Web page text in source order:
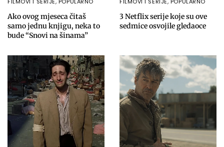
Ako ovog mjeseca čitaš
samo jednu knjigu, neka to
bude “Snovi na šinama”
3 Netflix serije koje su ove
sedmice osvojile gledaoce